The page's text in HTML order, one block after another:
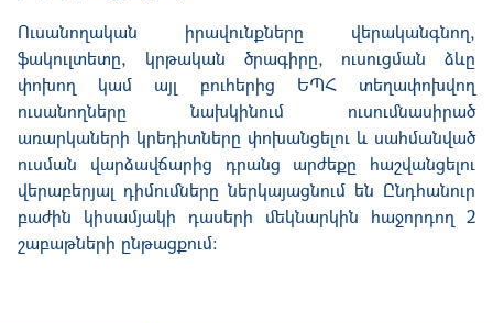
Ուսանողական իրավունքները վերականգնող,
ֆակուլտետը, կրթական ծրագիրը, ուսուցման ձևը
փոխող կամ այլ բուհերից ԵՊՀ տեղափոխվող
ուսանողները նախկինում ուսումնասիրած
առարկաների կրեդիտները փոխանցելու և սահմանված
ուսման վարձավճարից դրանց արժեքը հաշվանցելու
վերաբերյալ դիմումները ներկայացնում են Ընդհանուր
բաժին կիսամյակի դասերի մեկնարկին հաջորդող 2
շաբաթների ընթացքում: